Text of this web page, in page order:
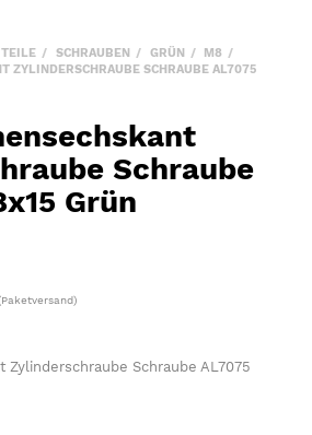
SCHRAUBEN GRÜN
M8
ZYLINDERSCHRAUBE SCHRAUBE AL7075
Schraube
Grün
Schraube AL7075